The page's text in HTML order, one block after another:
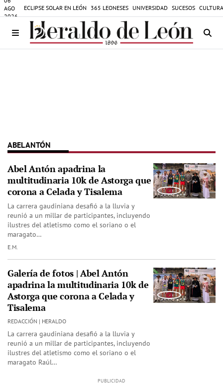
AGO
2026
ECLIPSE SOLAR EN LEÓN 365 LEONESES UNIVERSIDAD SUCESOS
ABEL ANTÓN
Abel Antón apadrina la
multitudinaria 10k de Astorga que
corona a Celada y Tisalema
La carrera gaudiniana desafió a la lluvia y
reunió a un millar de participantes, incluyendo
ilustres del atletismo como el soriano o el
maragato…
E.M.
Galería de fotos | Abel Antón
apadrina la multitudinaria 10k de
Astorga que corona a Celada y
Tisalema
REDACCIÓN | HERALDO
La carrera gaudiniana desafió a la lluvia y
reunió a un millar de participantes, incluyendo
ilustres del atletismo como el soriano o el
maragato Raúl…